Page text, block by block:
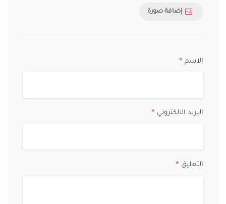
إضافة صورة
الاسم *
البريد الالكتروني *
التعليق *